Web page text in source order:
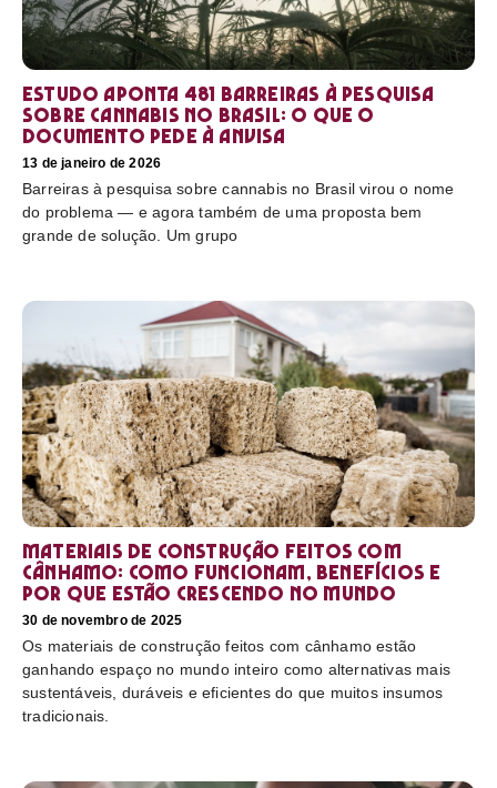
Estudo aponta 481 barreiras à pesquisa
sobre cannabis no Brasil: o que o
documento pede à Anvisa
13 de janeiro de 2026
Barreiras à pesquisa sobre cannabis no Brasil virou o nome
do problema — e agora também de uma proposta bem
grande de solução. Um grupo
Materiais de construção feitos com
cânhamo: como funcionam, benefícios e
por que estão crescendo no mundo
30 de novembro de 2025
Os materiais de construção feitos com cânhamo estão
ganhando espaço no mundo inteiro como alternativas mais
sustentáveis, duráveis e eficientes do que muitos insumos
tradicionais.